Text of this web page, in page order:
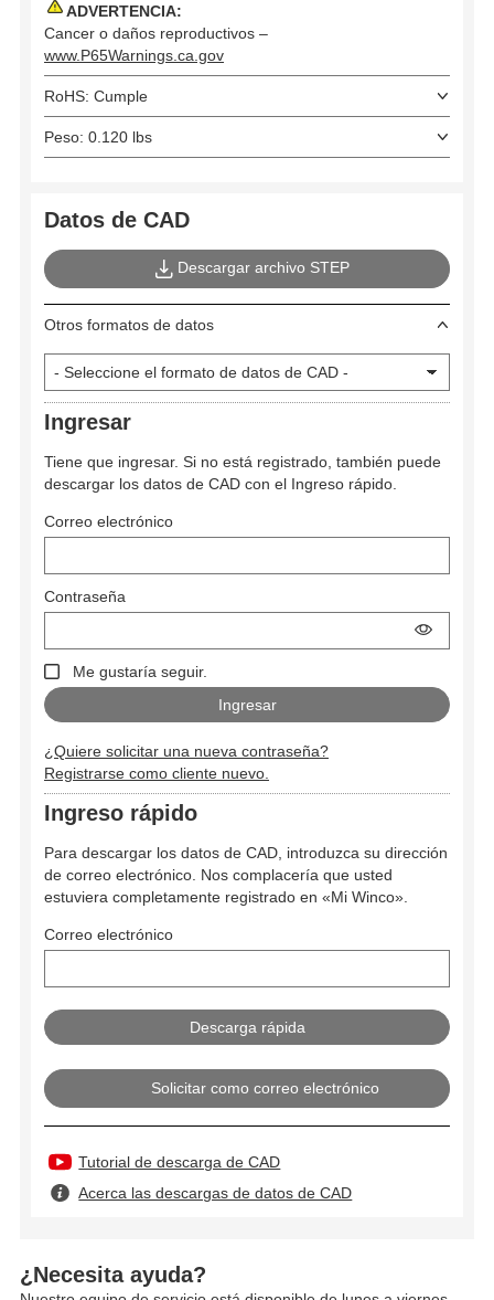
ADVERTENCIA:
Cancer o daños reproductivos –
www.P65Warnings.ca.gov
RoHS: Cumple
Peso: 0.120 lbs
Datos de CAD
Descargar archivo STEP
Otros formatos de datos
Ingresar
Tiene que ingresar. Si no está registrado, también puede
descargar los datos de CAD con el Ingreso rápido.
Correo electrónico
Contraseña
Me gustaría seguir.
¿Quiere solicitar una nueva contraseña?
Registrarse como cliente nuevo.
Ingreso rápido
Para descargar los datos de CAD, introduzca su dirección
de correo electrónico. Nos complacería que usted
estuviera completamente registrado en «Mi Winco».
Correo electrónico
Solicitar como correo electrónico
Tutorial de descarga de CAD
Acerca las descargas de datos de CAD
¿Necesita ayuda?